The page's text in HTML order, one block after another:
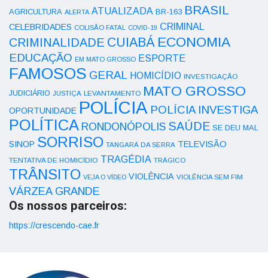
AGRICULTURA ALERTA ATUALIZADA BR-163 BRASIL
CELEBRIDADES COLISÃO FATAL COVID-19 CRIMINAL
CRIMINALIDADE CUIABÁ ECONOMIA
EDUCAÇÃO EM MATO GROSSO ESPORTE
FAMOSOS GERAL HOMICÍDIO INVESTIGAÇÃO
JUDICIÁRIO JUSTIÇA LEVANTAMENTO MATO GROSSO
OPORTUNIDADE POLÍCIA POLÍCIA INVESTIGA
POLÍTICA RONDONÓPOLIS SAÚDE SE DEU MAL
SINOP SORRISO TANGARÁ DA SERRA TELEVISÃO
TENTATIVA DE HOMICÍDIO TRAGÉDIA TRÁGICO
TRÂNSITO VEJA O VÍDEO VIOLÊNCIA VIOLÊNCIA SEM FIM
VÁRZEA GRANDE
Os nossos parceiros:
https://crescendo-cae.fr